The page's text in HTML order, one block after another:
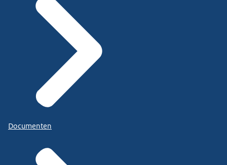
Documenten